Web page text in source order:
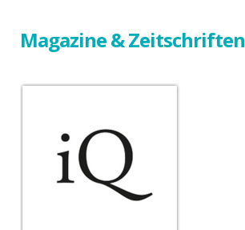
Magazine & Zeitschriften